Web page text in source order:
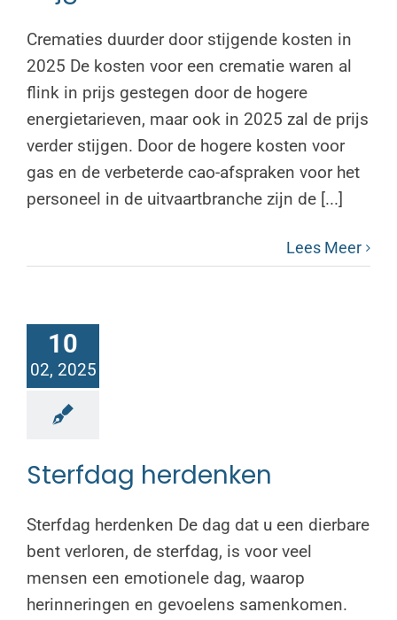
Crematies duurder door stijgende kosten in
2025 De kosten voor een crematie waren al
flink in prijs gestegen door de hogere
energietarieven, maar ook in 2025 zal de prijs
verder stijgen. Door de hogere kosten voor
gas en de verbeterde cao-afspraken voor het
personeel in de uitvaartbranche zijn de [...]
Lees Meer
10
02, 2025
Sterfdag herdenken
Sterfdag herdenken De dag dat u een dierbare
bent verloren, de sterfdag, is voor veel
mensen een emotionele dag, waarop
herinneringen en gevoelens samenkomen.